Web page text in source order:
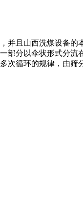
并且山西洗煤设备
部分以伞状形式分流
次循环的规律，由